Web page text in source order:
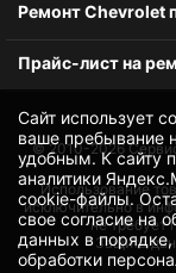
Сайт использует
ваше пребывание
удобным. К cайту
аналитики
cookie-файлы.
своесогласие на
данных в
обработки
Ремонт Chevrolet
Прайс-лист на
© 2010-2026
Использование
исключительно в
не требует
Защита